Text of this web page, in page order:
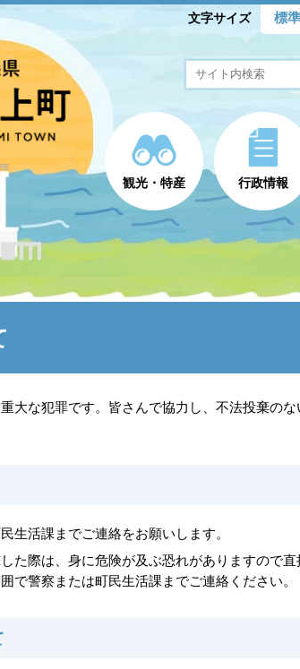
文字サイズ 標準
観光・特産 行政情報
大な犯罪です。皆さんで協力し、不法投棄のな
生活課までご連絡をお願いします。
た際は、身に危険が及ぶ恐れがありますので直
で警察または町民生活課までご連絡ください。